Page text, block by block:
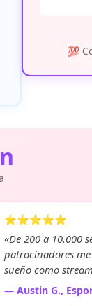
💯
⭐⭐⭐⭐⭐
«De 200 a 10.000
patrocinadores
sueño como
— Austin G.,